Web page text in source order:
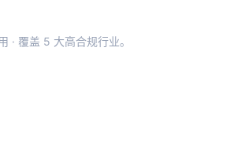
· 覆盖 5 大高合规行业。